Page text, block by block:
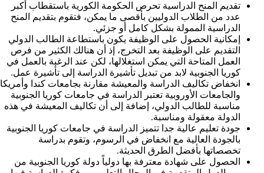
تقديم المنح الدراسية تحرص الحكومة الكورية باستقطاب أكبر
عدد من الطلاب الدوليين بأقصى ما يمكن، فتقوم بتقديم المنح
الدراسية الممولة بشكل كامل أو جزئي.
إمكانية الحصول على الوظيفة يكون باستطاعة الطالب الدولي
التقديم على الوظيفة بعد التخرج، إذ أن هنالك الكثير من فرص
العمل المتاحة التي يمكن استغلالها، لكن عند الرغبة بالعمل في
كوريا الجنوبية لابد من تبديل تأشيرة الدراسة إلى تأشيرة عمل.
انخفاض تكاليف الدراسة والمعيشة مقارنة بجامعات كندا وأمريكا
والجامعات الأوروبية تعتبر الدراسة في جامعات كوريا الجنوبية
مناسبة للطالب الدولي، إضافة إلى أن تكاليف المعيشة في هذه
الدولة معقولة ومناسبة.
جودة تعليم عالية جدا تتميز الدراسة في جامعات كوريا الجنوبية
بالجودة العالية مع انخفاض في الرسوم، وتقوم بدراسة
تخصصاتها بأفضل الطرق الحديثة.
الحصول على شهادة معترفة بها دولياً دولة كوريا الجنوبية من